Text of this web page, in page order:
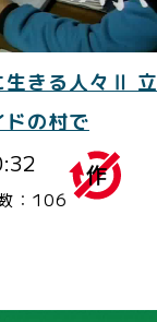
生きる人々Ⅱ 立
ドの村で
：106